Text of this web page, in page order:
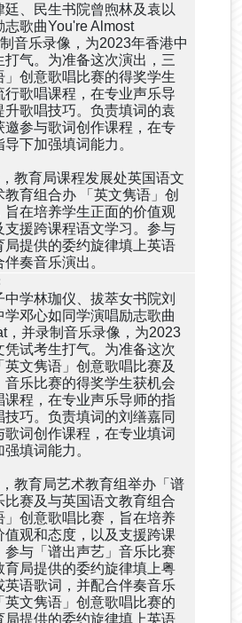
廷、民生书院曾煦林及袁以
志歌曲You're Almost
音乐录像，为2023年香港中
打气。为准备这次演出，三
」创意歌唱比赛的得奖学生
行歌唱课程，在专业声乐导
升歌唱技巧。负责填词的袁
邀参与歌词创作课程，在专
下加强填词能力。
教育局课程发展处英国语文
育组合办 「英文隽语」创
旨在培养学生正面的价值观
支援跨课程语文学习。参与
局提供的委约旋律填上英语
奏音乐演出。
中学林珈仪、拔萃女书院刘
学邓心如同学演唱励志歌曲
，并录制音乐录像，为2023
凭试考生打气。为准备这次
英文隽语」创意歌唱比赛及
音乐比赛的得奖学生获机会
课程，在专业声乐导师的指
技巧。负责填词的刘缮嘉同
歌词创作课程，在专业填词
填词能力。
教育局艺术教育组举办「谱
比赛及与英国语文教育组合
」创意歌唱比赛，旨在培养
值观和态度，以及支援跨课
参与「谱出声艺」音乐比赛
育局提供的委约旋律填上粤
英语歌词，并配合伴奏音乐
英文隽语」创意歌唱比赛的
局提供的委约旋律填上英语